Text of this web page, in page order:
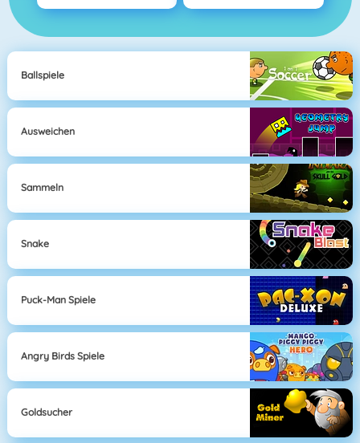
Ballspiele
Ausweichen
Sammeln
Snake
Puck-Man Spiele
Angry Birds Spiele
Goldsucher